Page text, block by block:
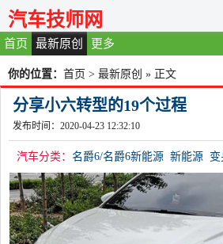
首页 最新原创 更多
汽车技师网
你的位置： 首页 > 最新原创 » 正文
分享小六转型的19个过程
发布时间：2020-04-23 12:32:10
汽车分类： 名爵6/名爵6新能源 新能源 变